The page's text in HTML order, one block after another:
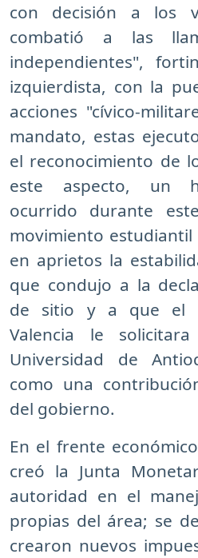
con decisión a los
combatió a las
independientes",
izquierdista, con la
acciones "cívico-
mandato, estas
el reconocimiento de
este aspecto, un
ocurrido durante
movimiento
en aprietos la
que condujo a la
de sitio y a que el
Valencia le
Universidad de
como una
del gobierno.
En el frente
creó la Junta
autoridad en el
propias del área; se
crearon nuevos